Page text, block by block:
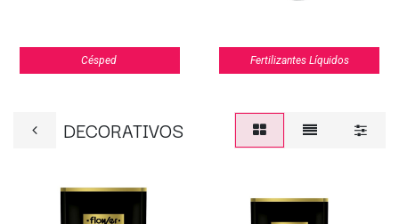
Césped Fertilizantes Líquidos
DECORATIVOS